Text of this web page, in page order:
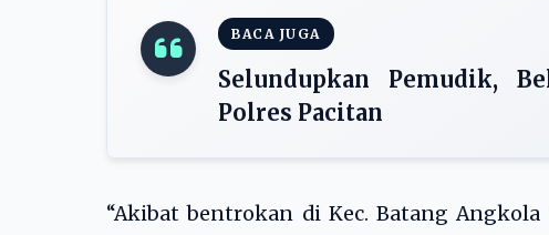
BACA JUGA
Selundupkan Pemudik,
Polres Pacitan
“Akibat bentrokan di Kec. Batang